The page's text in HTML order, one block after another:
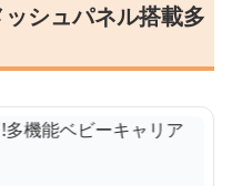
シュパネル搭載多